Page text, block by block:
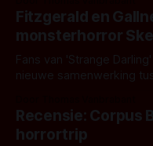
kille stijl vol folklore en
het het al raden?)... de
Fitzgerald en
monsterhorror
Fans van 'Strange
nieuwe samenwerking
'Skeletons', een nieuwe
opnames zijn gestart in
Recensie: Corpus
horrortrip